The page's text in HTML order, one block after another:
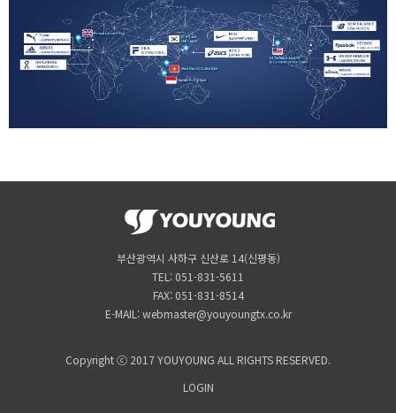
부산광역시 사하구 신산로 14(신평동)
TEL: 051-831-5611
FAX: 051-831-8514
E-MAIL: webmaster@youyoungtx.co.kr
Copyright ⓒ 2017 YOUYOUNG ALL RIGHTS RESERVED.
LOGIN